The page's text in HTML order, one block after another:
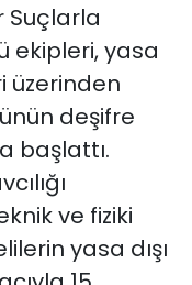
Suçlarla
ekipleri, yasa
üzerinden
deşifre
başlattı.
ve fiziki
yasa dışı